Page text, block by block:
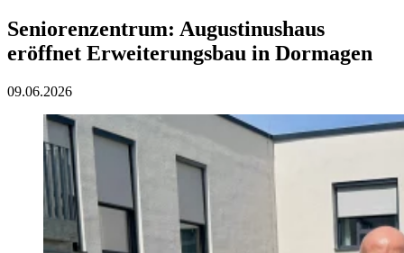
Seniorenzentrum: Augustinushaus
eröffnet Erweiterungsbau in Dormagen
09.06.2026